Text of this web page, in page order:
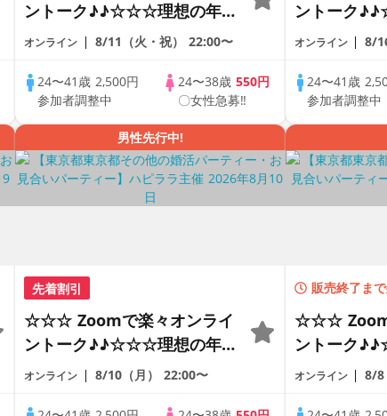
ントーク♪♪☆☆☆理想の年の
差♪♪ そろそろ・・・素敵な
アルなオンライン婚活☆全国
の方が対象☆司会進行あり♪♪
オンライン 8/11（火・祝） 22:00〜
24〜41歳 2,500円
参加者調整中
24〜38歳550円
〇女性急募‼
ントーク
差♪♪ そろそ
アルなオン
の方が対
オンライン 8/
24〜41歳
参加者調整中
男性先行中!
先着割引
☆☆☆ Zoomで楽々オンライ
ントーク♪♪☆☆☆理想の年の
差♪♪ そろそろ・・・素敵な
オンライン 8/10（月） 22:00〜
販売終了まで
☆☆☆ Zoom
ントーク
差♪♪ そろそ
オンライン 8/8